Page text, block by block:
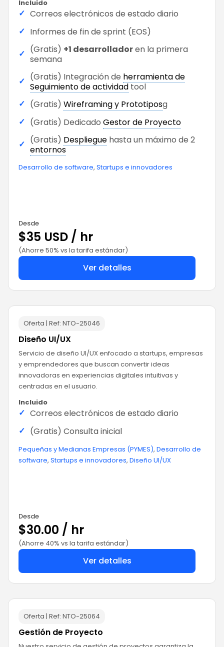
Incluido
✓ Correos electrónicos de estado diario
✓ Informes de fin de sprint (EOS)
✓ (Gratis) +1 desarrolladoren la primera
semana
✓ (Gratis) Integración de herramienta de
Seguimiento de actividadtool
✓ (Gratis) Wireframing y Prototiposg
✓ (Gratis) Dedicado Gestor de Proyecto
✓ (Gratis) Despliegue hasta un máximo de 2
entornos
Desarrollo de software, Startups e innovadores
Desde
$35 USD / hr
(Ahorre 50% vs la tarifa estándar)
Ver detalles
Oferta | Ref: NTO-25046
Diseño UI/UX
Servicio de diseño UI/UX enfocado a startups, empresas
y emprendedores que buscan convertir ideas
innovadoras en experiencias digitales intuitivas y
centradas en el usuario.
Incluido
✓ Correos electrónicos de estado diario
✓ (Gratis) Consulta inicial
Pequeñas y Medianas Empresas (PYMES), Desarrollo de
software, Startups e innovadores, Diseño UI/UX
Desde
$30.00 / hr
(Ahorre 40% vs la tarifa estándar)
Ver detalles
Oferta | Ref: NTO-25064
Gestión de Proyecto